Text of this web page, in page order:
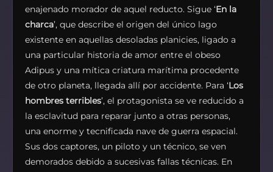
enajenado morador de aquel reducto. Sigue ‘En la
charca’, que describe el origen del único lago
existente en aquellas desoladas planicies, ligado a
una particular historia de amor entre el obeso
Adipus y una mítica criatura marítima procedente
de otro planeta, llegada allí por accidente. Para ‘Los
hombres terribles’, el protagonista se ve reducido a
la esclavitud para reparar junto a otras personas,
una enorme y tecnificada nave de guerra espacial.
Sus dos captores, un piloto y un técnico, se ven
demorados debido a sucesivas fallas técnicas. En